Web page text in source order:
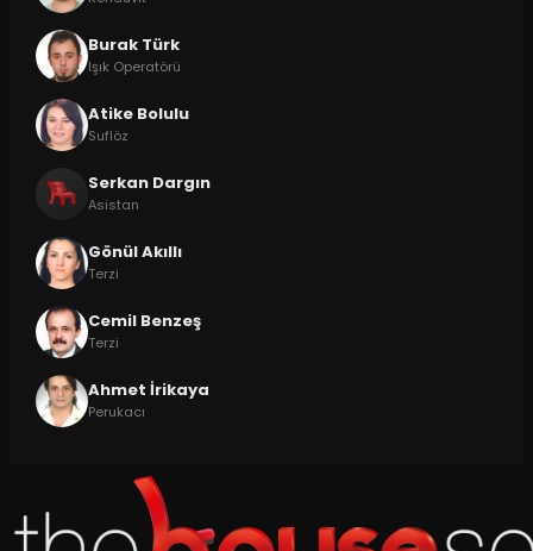
Burak Türk
Işık Operatörü
Atike Bolulu
Suflöz
Serkan Dargın
Asistan
Gönül Akıllı
Terzi
Cemil Benzeş
Terzi
Ahmet İrikaya
Perukacı